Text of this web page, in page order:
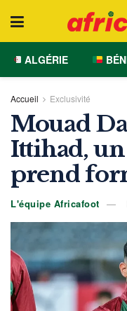
ALGÉRIE
Accueil Exclusivité
Mouad
Ittihad,
prend
L'équipe Africafoot